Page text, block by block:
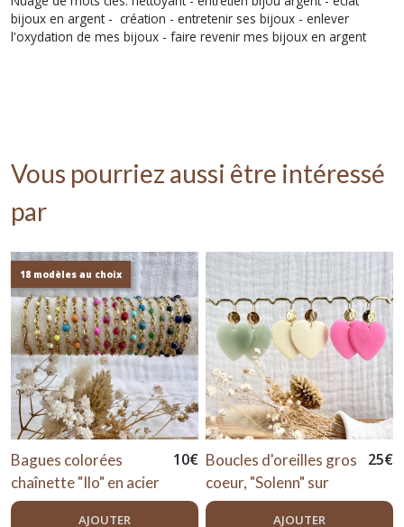
bijoux en argent - création - entretenir ses bijoux - enlever
l'oxydation de mes bijoux - faire revenir mes bijoux en argent
Vous pourriez aussi être intéressé
par
18 modèles au choix
Bagues colorées
chaînette "Ilo" en acier
inox doré
10€
AJOUTER
Boucles d'oreilles gros
coeur, "Solenn" sur
crochets or ou argent
25€
AJOUTER